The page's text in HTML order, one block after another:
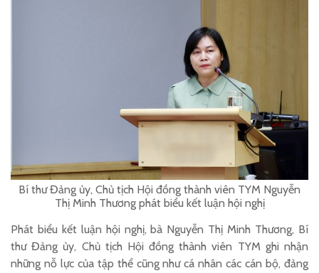
Bí thư Đảng ủy, Chủ tịch Hội đồng thành viên TYM Nguyễn
Thị Minh Thương phát biểu kết luận hội nghị
Phát biểu kết luận hội nghị, bà Nguyễn Thị Minh Thương, Bí
thư Đảng ủy, Chủ tịch Hội đồng thành viên TYM ghi nhận
những nỗ lực của tập thể cũng như cá nhân các cán bộ, đảng